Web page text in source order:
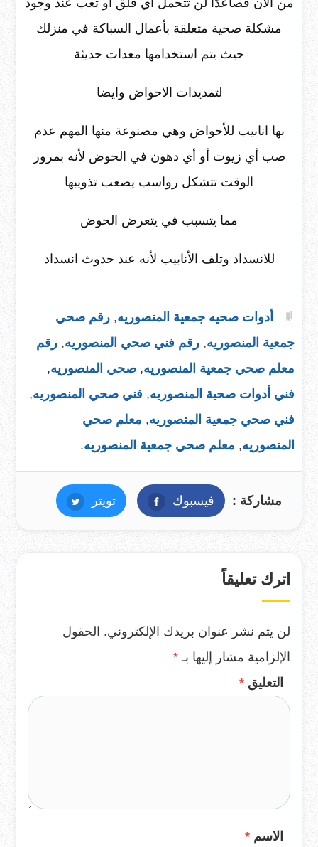
من الآن فصاعدًا لن تتحمل أي قلق أو تعب عند وجود
مشكلة صحية متعلقة بأعمال السباكة في منزلك
حيث يتم استخدامها معدات حديثة
لتمديدات الاحواض وايضا
بها انابيب للأحواض وهي مصنوعة منها المهم عدم
صب أي زيوت أو أي دهون في الحوض لأنه بمرور
الوقت تتشكل رواسب يصعب تذويبها
مما يتسبب في يتعرض الحوض
للانسداد وتلف الأنابيب لأنه عند حدوث انسداد
أدوات صحيه جمعية المنصوريه, رقم صحي
جمعية المنصوريه, رقم فني صحي المنصوريه, رقم
معلم صحي جمعية المنصوريه, صحي المنصوريه,
فني أدوات صحية المنصوريه, فني صحي المنصوريه,
فني صحي جمعية المنصوريه, معلم صحي
المنصوريه, معلم صحي جمعية المنصوريه.
مشاركة : فيسبوك فيسبوكتويتر تويتر
اترك تعليقاً
لن يتم نشر عنوان بريدك الإلكتروني. الحقول
الإلزامية مشار إليها بـ *
التعليق *
الاسم *